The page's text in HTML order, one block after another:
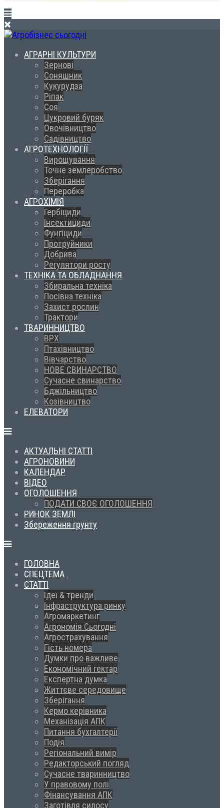
АГРАРНІ КУЛЬТУРИ
Зернові
Соняшник
Кукурудза
Ріпак
Соя
Цукровий буряк
Овочівництво
Садівництво
АГРОТЕХНОЛОГІЇ
Вирощування
Точне землеробство
Зберігання
Переробка
АГРОХІМІЯ
Гербіциди
Інсектициди
Фунгіциди
Протруйники
Добрива
Регулятори росту
ТЕХНІКА ТА ОБЛАДНАННЯ
Збиральна техніка
Посівна техніка
Захист рослин
Трактори
ТВАРИННИЦТВО
ВРХ
Птахівництво
Вівчарство
НОВЕ СВИНАРСТВО
Сучасне свинарство
Бджільництво
Козівництво
ЕЛЕВАТОРИ
АКТУАЛЬНІ СТАТТІ
АГРОНОВИНИ
КАЛЕНДАР
ВІДЕО
ОГОЛОШЕННЯ
ПОДАТИ СВОЄ ОГОЛОШЕННЯ
РИНОК ЗЕМЛІ
Збереження грунту
ГОЛОВНА
СПЕЦТЕМА
СТАТТІ
Ідеї & тренди
Інфраструктура ринку
Агромаркетинг
Агрономія Сьогодні
Агрострахування
Гість номера
Думки про важливе
Економічний гектар
Експертна думка
Життєве середовище
Зберігання
Кермо керівника
Механізація АПК
Питання бухгалтерії
Подія
Регіональний вимір
Редакторський погляд
Сучасне тваринництво
У правовому полі
Фінансування АПК
Заготівля силосу